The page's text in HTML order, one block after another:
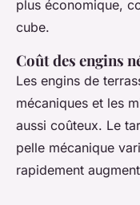
plus économique,
cube.
Coût des engins
Les engins de
mécaniques et les
aussi coûteux. Le
pelle mécanique
rapidement